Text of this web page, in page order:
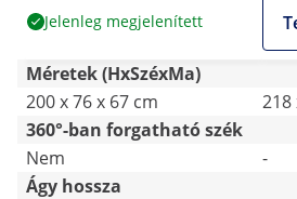
Jelenleg megjelenített
Méretek (HxSzéxMa)
200 x 76 x 67 cm
218
360°-ban forgatható szék
Nem
-
Ágy hossza